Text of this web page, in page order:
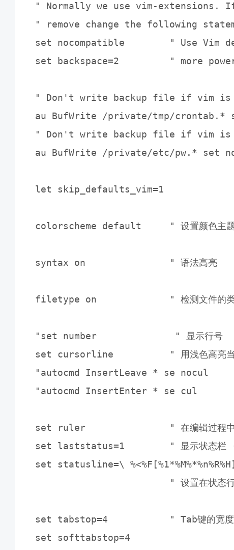
" Normally we use vim-
" remove change the following
set nocompatible	" Use Vim defaults instead of 100% vi compatibility
set backspace=2		" more powerful backspacing
" Don't write backup file if vim is
au BufWrite /private/tmp/crontab.*
" Don't write backup file if vim is
au BufWrite /private/etc/pw.* set
let skip_defaults_vim=1
colorscheme default     " 设置颜色主
syntax on               " 语法高亮
filetype on             " 检测文件的类
"set number              " 显示行号
set cursorline          " 用浅色高亮当
"autocmd InsertLeave * se nocul
"autocmd InsertEnter * se cul
set ruler               " 在编辑过程中，在
set laststatus=1        " 显示状态栏 (默
set statusline=\
" 设置在状态行
set tabstop=4           " Tab键的宽度
set softtabstop=4